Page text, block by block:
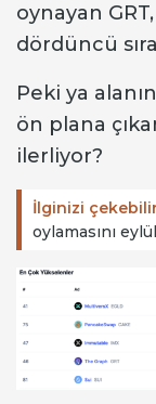
oynayan
dördüncü
Peki ya
ön plana
ilerliyor?
İlginizi
oylamasını